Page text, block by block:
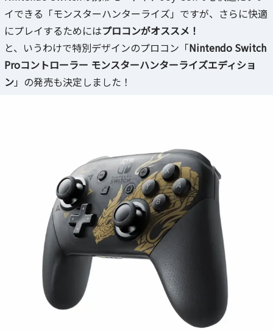
イできる「モンスターハンターライズ」ですが、さらに快適
にプレイするためにはプロコンがオススメ！
と、いうわけで特別デザインのプロコン「Nintendo Switch
Proコントローラー モンスターハンターライズエディショ
ン」の発売も決定しました！